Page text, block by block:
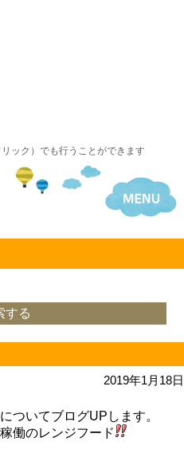
ック）でも行うことができます
2019年1月18日
ついてブログUPします。
働のレンジフード